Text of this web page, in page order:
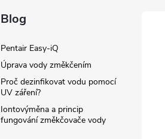
Blog
Pentair Easy-iQ
Úprava vody změkčením
Proč dezinfikovat vodu pomocí
UV záření?
Iontovýměna a princip
fungování změkčovače vody